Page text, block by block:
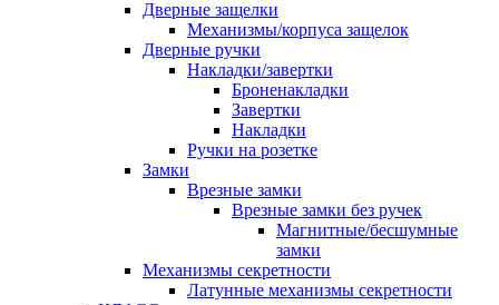
Дверные защелки
Механизмы/корпуса защелок
Дверные ручки
Накладки/завертки
Броненакладки
Завертки
Накладки
Ручки на розетке
Замки
Врезные замки
Врезные замки без ручек
Магнитные/бесшумные
замки
Механизмы секретности
Латунные механизмы секретности